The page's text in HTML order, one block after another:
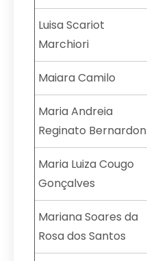
Luisa Scariot
Marchiori
Maiara Camilo
Maria Andreia
Reginato Bernardon
Maria Luiza Cougo
Gonçalves
Mariana Soares da
Rosa dos Santos